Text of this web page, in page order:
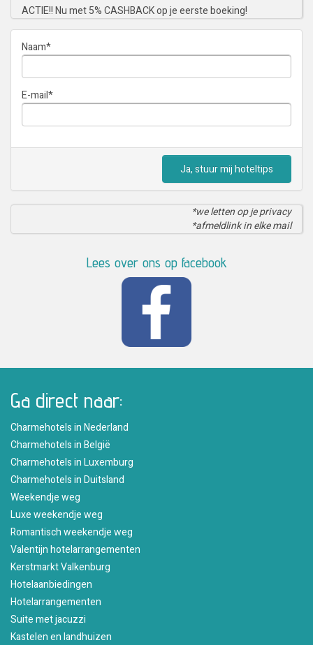
ACTIE!! Nu met 5% CASHBACK op je eerste boeking!
Naam*
E-mail*
Ja, stuur mij hoteltips
*we letten op je privacy
*afmeldlink in elke mail
Lees over ons op facebook
Ga direct naar:
Charmehotels in Nederland
Charmehotels in België
Charmehotels in Luxemburg
Charmehotels in Duitsland
Weekendje weg
Luxe weekendje weg
Romantisch weekendje weg
Valentijn hotelarrangementen
Kerstmarkt Valkenburg
Hotelaanbiedingen
Hotelarrangementen
Suite met jacuzzi
Kastelen en landhuizen